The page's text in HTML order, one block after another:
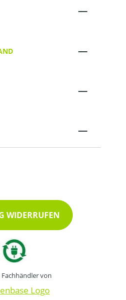
WIDERRUFEN
Fachhändler von